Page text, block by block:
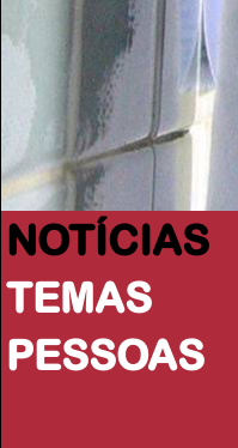
NOTÍCIAS
TEMAS
PESSOAS